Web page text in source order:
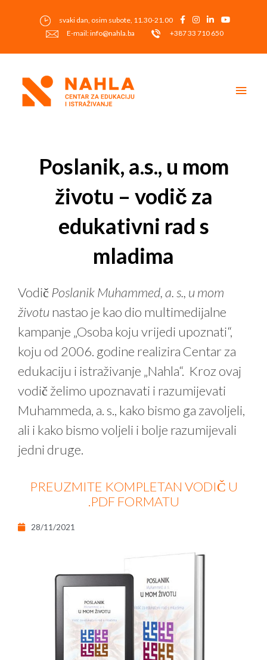
svaki dan, osim subote, 11.30-21.00
E-mail: info@nahla.ba
+387 33 710 650
Poslanik, a.s., u mom
životu – vodič za
edukativni rad s
mladima
Vodič Poslanik Muhammed, a. s., u mom
životunastao je kao dio multimedijalne
kampanje „Osoba koju vrijedi upoznati“,
koju od 2006. godine realizira Centar za
edukaciju i istraživanje „Nahla“. Kroz ovaj
vodič želimo upoznavati i razumijevati
Muhammeda, a. s., kako bismo ga zavoljeli,
ali i kako bismo voljeli i bolje razumijevali
jedni druge.
PREUZMITE KOMPLETAN VODIČ U
.PDF FORMATU
28/11/2021